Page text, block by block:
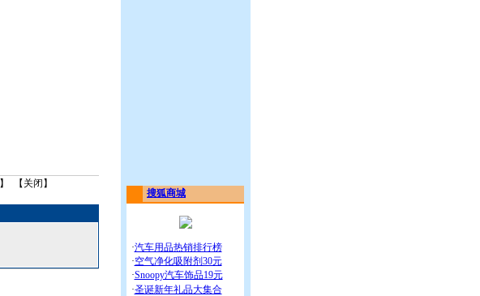
】 【 关闭 】
搜狐商城
·汽车用品热销排行榜
·空气净化吸附剂30元
·Snoopy汽车饰品19元
·圣诞新年礼品大集合